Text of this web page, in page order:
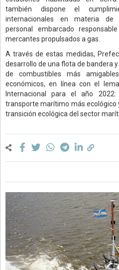
también dispone el
internacionales en materia de
personal embarcado
mercantes propulsados a gas.
A través de estas medidas,
desarrollo de una flota de bandera
de combustibles más
económicos, en línea con el
Internacional para el año
transporte marítimo más ecológico
transición ecológica del sector